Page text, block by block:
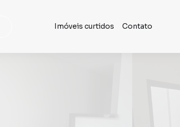
Imóveis curtidos Contato